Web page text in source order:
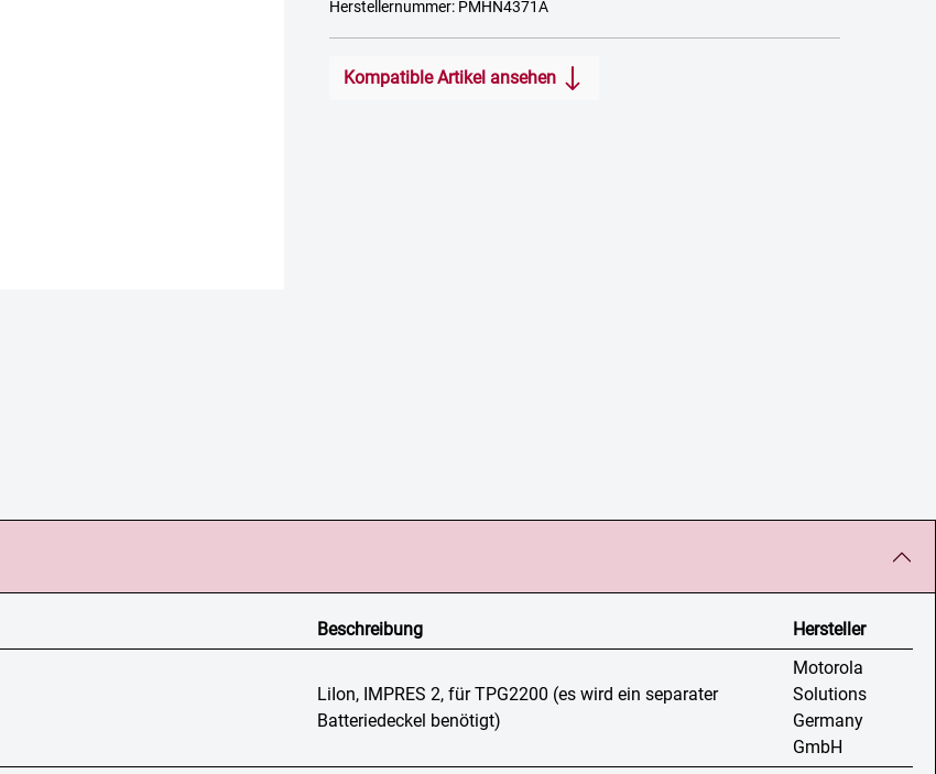
Herstellernummer: PMHN4371A
Kompatible Artikel ansehen
Beschreibung Hersteller
LiIon, IMPRES 2, für TPG2200 (es wird ein separater
Batteriedeckel benötigt)
Motorola
Solutions
Germany
GmbH